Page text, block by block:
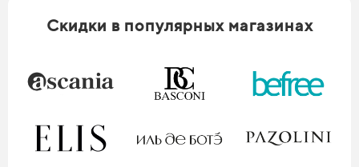
Скидки в популярных магазинах